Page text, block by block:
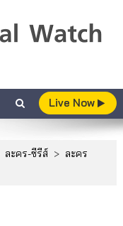
Live Now
ละคร-ซีรีส์ > ละคร